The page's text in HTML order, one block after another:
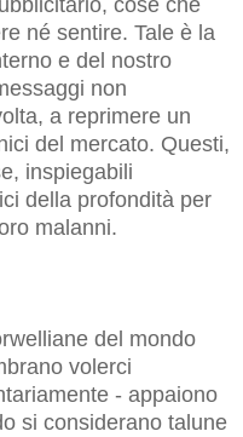
cose che
né sentire. Tale è la
e del nostro
non
a reprimere un
del mercato. Questi,
inspiegabili
della profondità per
malanni.
del mondo
volerci
- appaiono
si considerano talune